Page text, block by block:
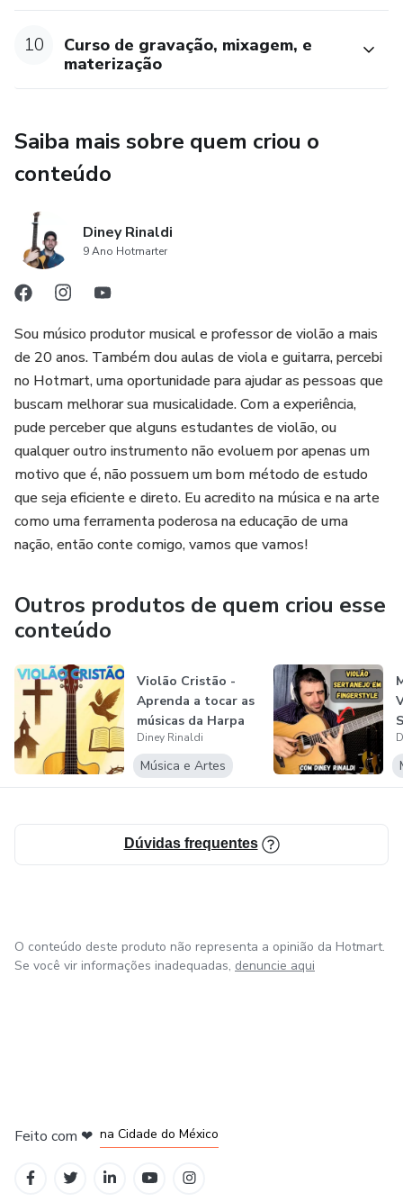
10
Curso de gravação, mixagem, e
materização
Saiba mais sobre quem criou o
conteúdo
Diney Rinaldi
9 Ano Hotmarter
Sou músico produtor musical e professor de violão a mais
de 20 anos. Também dou aulas de viola e guitarra, percebi
no Hotmart, uma oportunidade para ajudar as pessoas que
buscam melhorar sua musicalidade. Com a experiência,
pude perceber que alguns estudantes de violão, ou
qualquer outro instrumento não evoluem por apenas um
motivo que é, não possuem um bom método de estudo
que seja eficiente e direto. Eu acredito na música e na arte
como uma ferramenta poderosa na educação de uma
nação, então conte comigo, vamos que vamos!
Outros produtos de quem criou esse
conteúdo
Violão Cristão -
Aprenda a tocar as
músicas da Harpa
Cristã...
Diney Rinaldi
Música e Artes
Dúvidas frequentes
O conteúdo deste produto não representa a opinião da Hotmart.
Se você vir informações inadequadas, denuncie aqui
Feito com ❤ na Cidade do México